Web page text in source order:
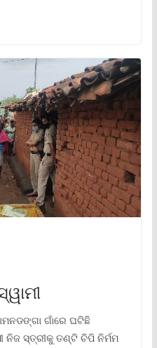
ଗାଁରେ ଘଟିଛି
ନିଜ ସ୍ତ୍ରୀକୁ ତଣ୍ଟି ଚିପି ନିର୍ମମ